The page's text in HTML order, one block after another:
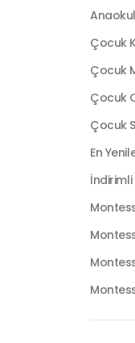
Çocuk
Çocuk
Çocuk
Çocuk
En